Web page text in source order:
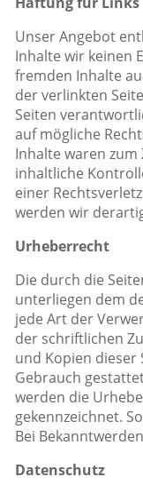
Unser Angebot
Inhalte wir keinen
fremden Inhalte
der verlinkten
Seiten
auf mögliche
Inhalte waren
inhaltliche
einer
werden wir
Urheberrecht
Die durch die
unterliegen dem
jede Art der
der schriftlichen
und Kopien
Gebrauch
werden die
gekennzeichnet.
Bei
Datenschutz